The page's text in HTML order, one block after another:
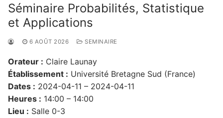
Séminaire Probabilités, Statistique
et Applications
6 AOÛT 2026 SEMINAIRE
Orateur : Claire Launay
Établissement : Université Bretagne Sud (France)
Dates : 2024-04-11 – 2024-04-11
Heures : 14:00 – 14:00
Lieu : Salle 0-3